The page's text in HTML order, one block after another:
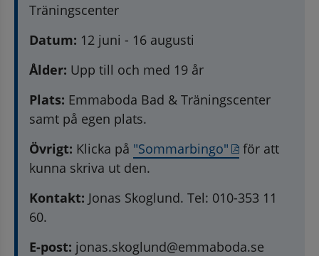
Träningscenter
Datum: 12 juni - 16 augusti
Ålder: Upp till och med 19 år
Plats: Emmaboda Bad & Träningscenter
samt på egen plats.
Övrigt: Klicka på "Sommarbingo" , 108.7 kB,
för att
kunna skriva ut den.
Kontakt: Jonas Skoglund. Tel: 010-353 11
60.
E-post: jonas.skoglund@emmaboda.se